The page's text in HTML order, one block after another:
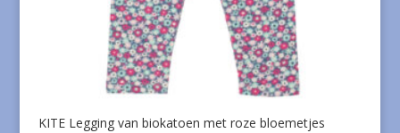
KITE Legging van biokatoen met roze bloemetjes